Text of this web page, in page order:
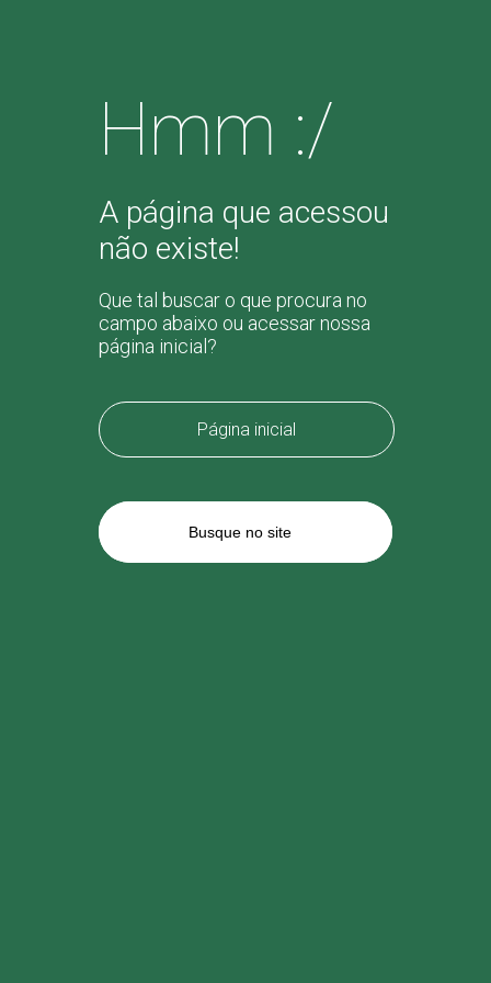
Hmm :/
A página que acessou
não existe!
Que tal buscar o que procura no
campo abaixo ou acessar nossa
página inicial?
Página inicial